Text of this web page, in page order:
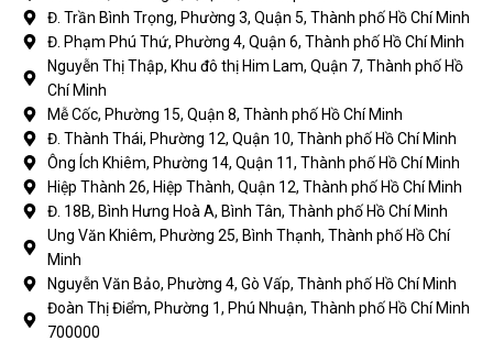
Đ. Trần Bình Trọng, Phường 3, Quận 5, Thành phố Hồ Chí Minh
Đ. Phạm Phú Thứ, Phường 4, Quận 6, Thành phố Hồ Chí Minh
Nguyễn Thị Thập, Khu đô thị Him Lam, Quận 7, Thành phố Hồ
Chí Minh
Mễ Cốc, Phường 15, Quận 8, Thành phố Hồ Chí Minh
Đ. Thành Thái, Phường 12, Quận 10, Thành phố Hồ Chí Minh
Ông Ích Khiêm, Phường 14, Quận 11, Thành phố Hồ Chí Minh
Hiệp Thành 26, Hiệp Thành, Quận 12, Thành phố Hồ Chí Minh
Đ. 18B, Bình Hưng Hoà A, Bình Tân, Thành phố Hồ Chí Minh
Ung Văn Khiêm, Phường 25, Bình Thạnh, Thành phố Hồ Chí
Minh
Nguyễn Văn Bảo, Phường 4, Gò Vấp, Thành phố Hồ Chí Minh
Đoàn Thị Điểm, Phường 1, Phú Nhuận, Thành phố Hồ Chí Minh
700000